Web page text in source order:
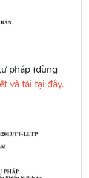
pháp (dùng
và tải tại đây.